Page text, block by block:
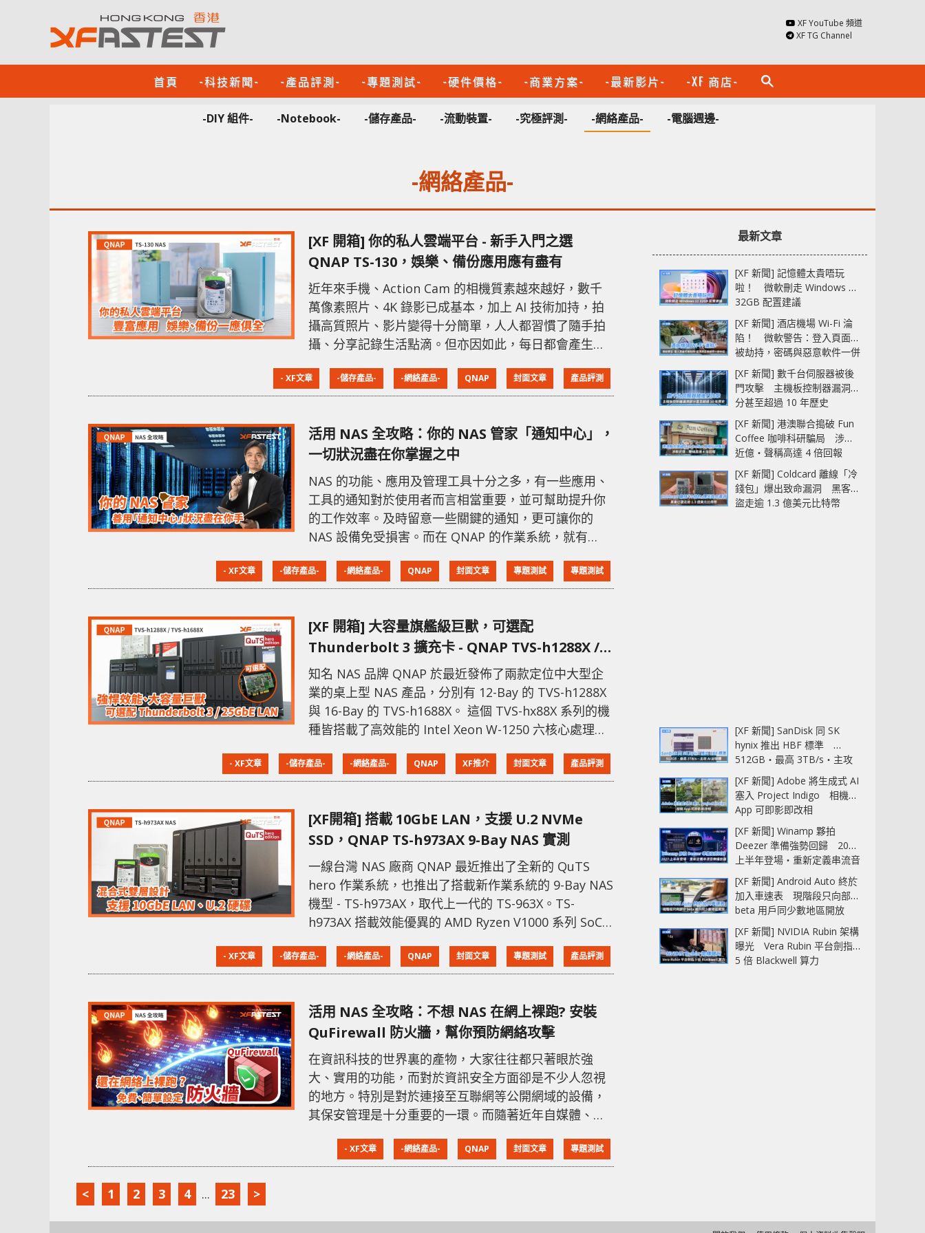
XF YouTube 頻道
XF TG Channel
首頁 -科技新聞- -產品評測- -專題測試- -硬件價格- -商業方案- -最新影片- -XF 商店- search
-DIY 組件- -Notebook- -儲存產品- -流動裝置- -究極評測- -網絡產品- -電腦週邊-
-網絡產品-
[XF 開箱] 你的私人雲端平台 - 新手入門之選
QNAP TS-130，娛樂、備份應用應有盡有
近年來手機、Action Cam 的相機質素越來越好，數千
萬像素照片、4K 錄影已成基本，加上 AI 技術加持，拍
攝高質照片、影片變得十分簡單，人人都習慣了隨手拍
攝、分享記錄生活點滴。但亦因如此，每日都會產生大
快就會用盡。不少人因而選擇使用雲端儲存平台，如
iCloud、Google Drive 等等，可是這些公共的平台不時
此而擔心私隱流出。且最近就連熱門的 Google Photo
亦宣告不再提供免
- XF文章 -儲存產品- -網絡產品- QNAP 封面文章 產品評測
活用 NAS 全攻略：你的 NAS 管家「通知中心」，
一切狀況盡在你掌握之中
NAS 的功能、應用及管理工具十分之多，有一些應用、
工具的通知對於使用者而言相當重要，並可幫助提升你
的工作效率。及時留意一些關鍵的通知，更可讓你的
NAS 設備免受損害。而在 QNAP 的作業系統，就有
心」和「Qmiix Agent」，專門記錄、管理各種通知，
同時你亦可以建立「自定規則」來選擇要接收的通知，
網頁右上方的「事件通知」，可以按「全部、錯誤、警
告和提醒
- XF文章 -儲存產品- -網絡產品- QNAP 封面文章 專題測試 專題測試
[XF 開箱] 大容量旗艦級巨獸，可選配
Thunderbolt 3 擴充卡 - QNAP TVS-h1288X /
TVS-h1688X 評測
知名 NAS 品牌 QNAP 於最近發佈了兩款定位中大型企
業的桌上型 NAS 產品，分別有 12-Bay 的 TVS-h1288X
與 16-Bay 的 TVS-h1688X。 這個 TVS-hx88X 系列的機
種皆搭載了高效能的 Intel Xeon W-1250 六核心處理
內建的 10GBASE-T 網路埠並能選配 Thunderbolt 3 擴
充卡，可滿足專業影音 Studio、企業的大頻寬存取與高
- XF文章 -儲存產品- -網絡產品- QNAP XF推介 封面文章 產品評測
[XF開箱] 搭載 10GbE LAN，支援 U.2 NVMe
SSD，QNAP TS-h973AX 9-Bay NAS 實測
一線台灣 NAS 廠商 QNAP 最近推出了全新的 QuTS
hero 作業系統，也推出了搭載新作業系統的 9-Bay NAS
機型 - TS-h973AX，取代上一代的 TS-963X。TS-
h973AX 搭載效能優異的 AMD Ryzen V1000 系列 SoC
3.5" 與 2.5" HDD、SSD 混合式存儲，更能提供高達
32Gbps 頻寬的 U.2 NVMe SSD 插槽。當啟用了 SSD 快
- XF文章 -儲存產品- -網絡產品- QNAP 封面文章 專題測試 產品評測
活用 NAS 全攻略：不想 NAS 在網上裸跑? 安裝
QuFirewall 防火牆，幫你預防網絡攻擊
在資訊科技的世界裏的產物，大家往往都只著眼於強
大、實用的功能，而對於資訊安全方面卻是不少人忽視
的地方。特別是對於連接至互聯網等公開網域的設備，
其保安管理是十分重要的一環。而隨著近年自媒體、個
無限儲存的相簿服務等推動下，NAS 成為了網絡設備的
人氣，甚至不少「初哥」紛紛入會。為此，大王今次將
地會以台灣 NAS 一線大廠
- XF文章 -網絡產品- QNAP 封面文章 專題測試
< 1 2 3 4 ... 23 >
最新文章
[XF 新聞] 記憶體太貴唔玩
啦！ 微軟刪走 Windows 11
32GB 配置建議
[XF 新聞] 酒店機場 Wi-Fi 淪
陷！ 微軟警告：登入頁面可
被劫持，密碼與惡意軟件一併
中招
[XF 新聞] 數千台伺服器被後
門攻擊 主機板控制器漏洞部
分甚至超過 10 年歷史
[XF 新聞] 港澳聯合搗破 Fun
Coffee 咖啡科研騙局 涉款
近億‧聲稱高達 4 倍回報
[XF 新聞] Coldcard 離線「冷
錢包」爆出致命漏洞 黑客已
盜走逾 1.3 億美元比特幣
[XF 新聞] SanDisk 同 SK
hynix 推出 HBF 標準
512GB‧最高 3TB/s‧主攻
AI 記憶體
[XF 新聞] Adobe 將生成式 AI
塞入 Project Indigo 相機
App 可即影即改相
[XF 新聞] Winamp 夥拍
Deezer 準備強勢回歸 2027
上半年登場‧重新定義串流音
樂播放器
[XF 新聞] Android Auto 終於
加入車速表 現階段只向部分
beta 用戶同少數地區開放
[XF 新聞] NVIDIA Rubin 架構
曝光 Vera Rubin 平台劍指
5 倍 Blackwell 算力